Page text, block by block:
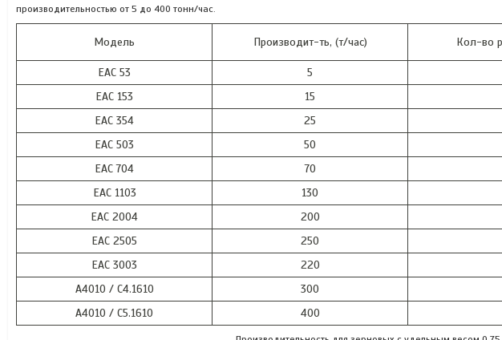
производительностью от 5 до 400 тонн/час.
Модель Производит-ть, (т/час) Кол-во
EAC 53 5
EAC 153
15
EAC 354
25
EAC 503
50
EAC 704
70
EAC 1103
130
EAC 2004
200
EAC 2505
250
EAC 3003
220
A4010 / C4.1610
300
A4010 / C5.1610
400